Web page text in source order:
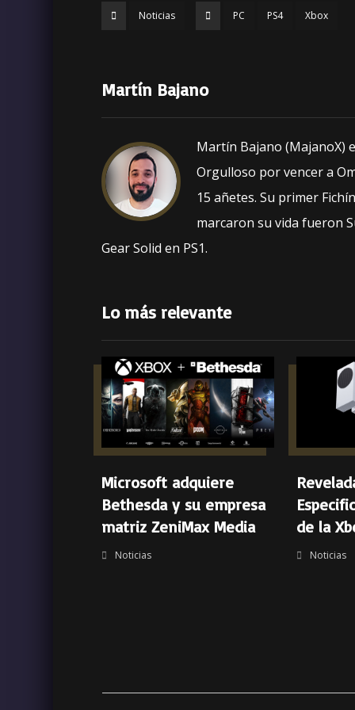
e
o
k
te ts
p
Noticias PC PS4 Xbox
Martín Bajano
Martín Bajano (MajanoX)
Orgulloso por vencer a
15 añetes. Su primer
marcaron su vida fueron
Gear Solid en PS1.
Lo más relevante
Microsoft adquiere
Bethesda y su empresa
matriz ZeniMax Media
Noticias
de la
Noticias